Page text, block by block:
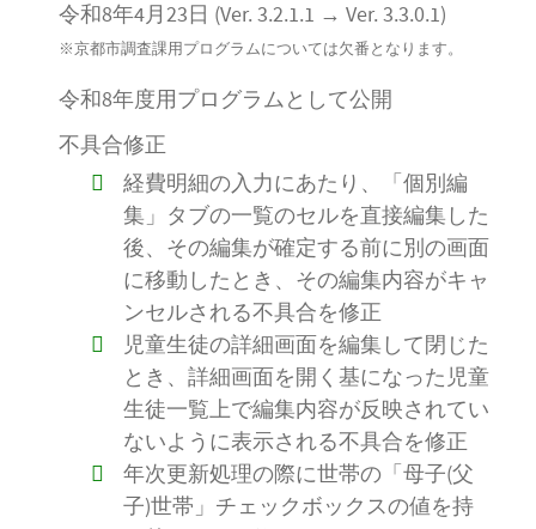
令和8年4月23日 (Ver. 3.2.1.1 → Ver. 3.3.0.1)
※京都市調査課用プログラムについては欠番となります。
令和8年度用プログラムとして公開
不具合修正
経費明細の入力にあたり、「個別編
集」タブの一覧のセルを直接編集した
後、その編集が確定する前に別の画面
に移動したとき、その編集内容がキャ
ンセルされる不具合を修正
児童生徒の詳細画面を編集して閉じた
とき、詳細画面を開く基になった児童
生徒一覧上で編集内容が反映されてい
ないように表示される不具合を修正
年次更新処理の際に世帯の「母子(父
子)世帯」チェックボックスの値を持